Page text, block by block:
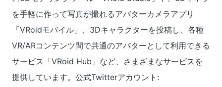
を手軽に作って写真が撮れるアバターカメラアプリ
「VRoidモバイル」、3Dキャラクターを投稿し、各種
VR/ARコンテンツ間で共通のアバターとして利用できる
サービス「VRoid Hub」など、さまざまなサービスを
提供しています。公式Twitterアカウント: